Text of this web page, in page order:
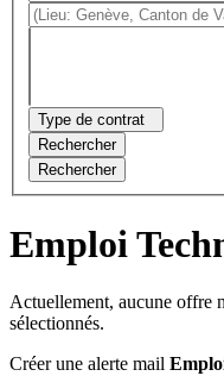
Type de contrat
Rechercher
Rechercher
Emploi
Actuellement, aucune offre
sélectionnés.
Créer une alerte mail